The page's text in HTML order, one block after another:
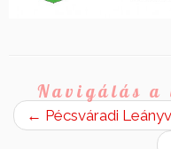
Navigálás a
← Pécsváradi